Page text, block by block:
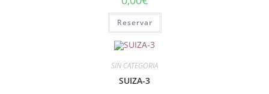
Reservar
SIN CATEGORIA
SUIZA-3